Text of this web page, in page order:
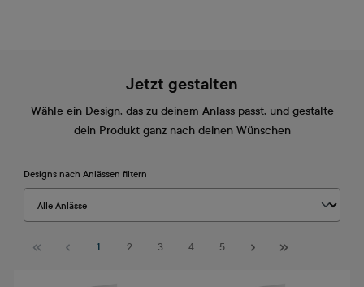
Jetzt gestalten
Wähle ein Design, das zu deinem Anlass passt, und gestalte
dein Produkt ganz nach deinen Wünschen
Designs nach Anlässen filtern
Seite
1 Seite
2 Seite
3 Seite
4 Seite
5